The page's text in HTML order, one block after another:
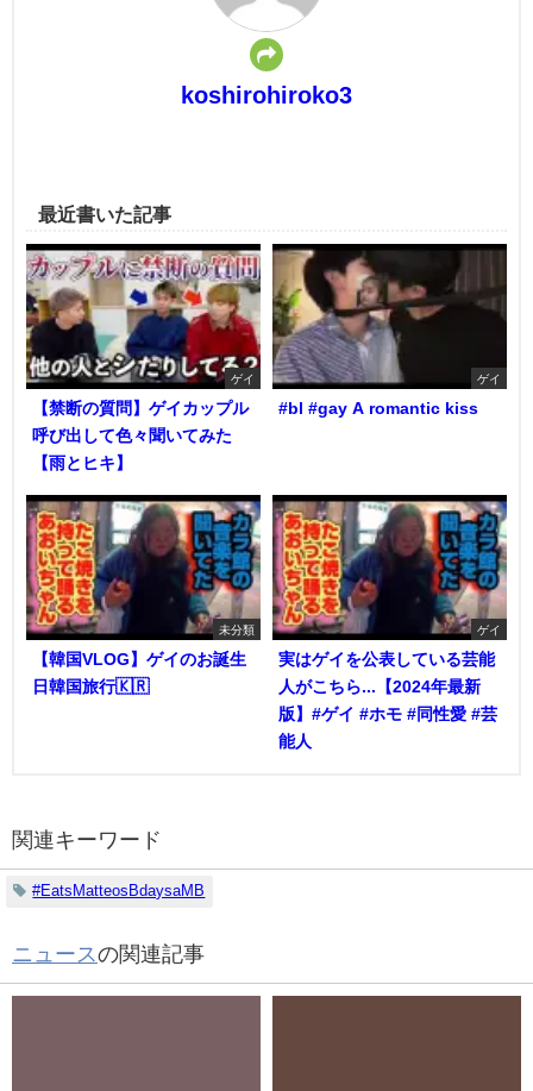
koshirohiroko3
最近書いた記事
ゲイ
【禁断の質問】ゲイカップル
呼び出して色々聞いてみた
【雨とヒキ】
ゲイ
#bl #gay A romantic kiss
未分類
【韓国VLOG】ゲイのお誕生
日韓国旅行🇰🇷
ゲイ
実はゲイを公表している芸能
人がこちら...【2024年最新
版】#ゲイ #ホモ #同性愛 #芸
能人
関連キーワード
#EatsMatteosBdaysaMB
ニュースの関連記事